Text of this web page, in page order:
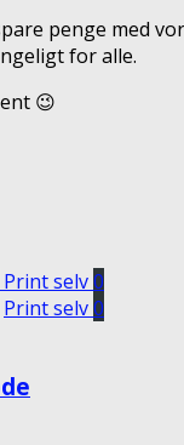
penge med
for alle.
😉
Print selv0
Print selv0